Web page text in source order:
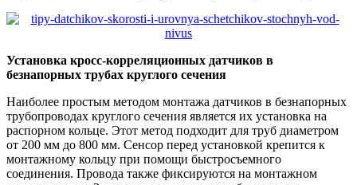
Установка кросс-корреляционных датчиков в
безнапорных трубах круглого сечения
Наиболее простым методом монтажа датчиков в безнапорных
трубопроводах круглого сечения является их установка на
распорном кольце. Этот метод подходит для труб диаметром
от 200 мм до 800 мм. Сенсор перед установкой крепится к
монтажному кольцу при помощи быстросъемного
соединения. Провода также фиксируются на монтажном